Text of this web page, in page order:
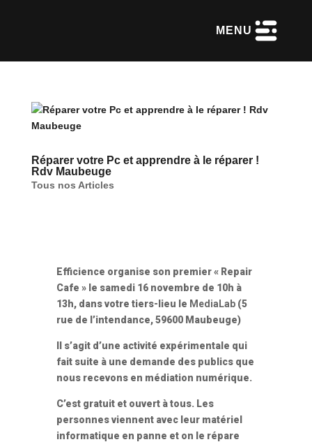
MENU
Réparer votre Pc et apprendre à le réparer !
Rdv Maubeuge
Tous nos Articles
Efficience organise son premier « Repair
Cafe » le samedi 16 novembre de 10h à
13h, dans votre tiers-lieu le MediaLab(5
rue de l’intendance, 59600 Maubeuge)
Il s’agit d’une activité expérimentale qui
fait suite à une demande des publics que
nous recevons en médiation numérique.
C’est gratuit et ouvert à tous. Les
personnes viennent avec leur matériel
informatique en panne et on le répare